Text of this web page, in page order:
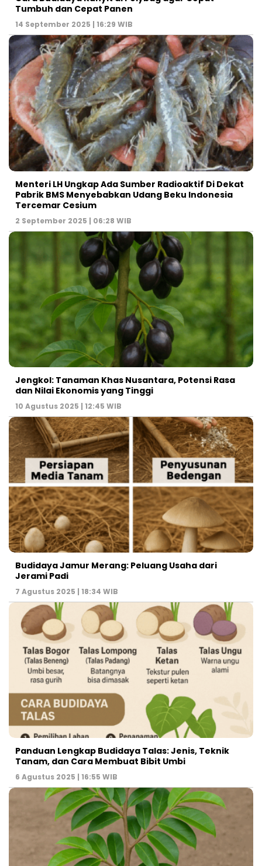
Tumbuh dan Cepat Panen
14 September 2025 | 16:29 WIB
Menteri LH Ungkap Ada Sumber Radioaktif Di Dekat
Pabrik BMS Menyebabkan Udang Beku Indonesia
Tercemar Cesium
2 September 2025 | 06:28 WIB
Jengkol: Tanaman Khas Nusantara, Potensi Rasa
dan Nilai Ekonomis yang Tinggi
10 Agustus 2025 | 12:45 WIB
Budidaya Jamur Merang: Peluang Usaha dari
Jerami Padi
7 Agustus 2025 | 18:34 WIB
Panduan Lengkap Budidaya Talas: Jenis, Teknik
Tanam, dan Cara Membuat Bibit Umbi
6 Agustus 2025 | 16:55 WIB